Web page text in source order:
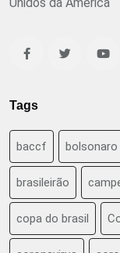
Unidos da América
Tags
baccf bolsonaro
brasileirão
copa do brasil